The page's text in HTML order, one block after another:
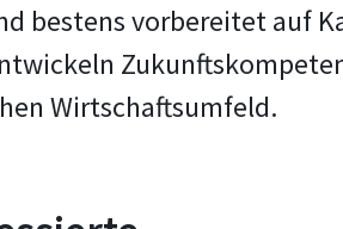
bestens vorbereitet auf
Wirtschaftsumfeld.